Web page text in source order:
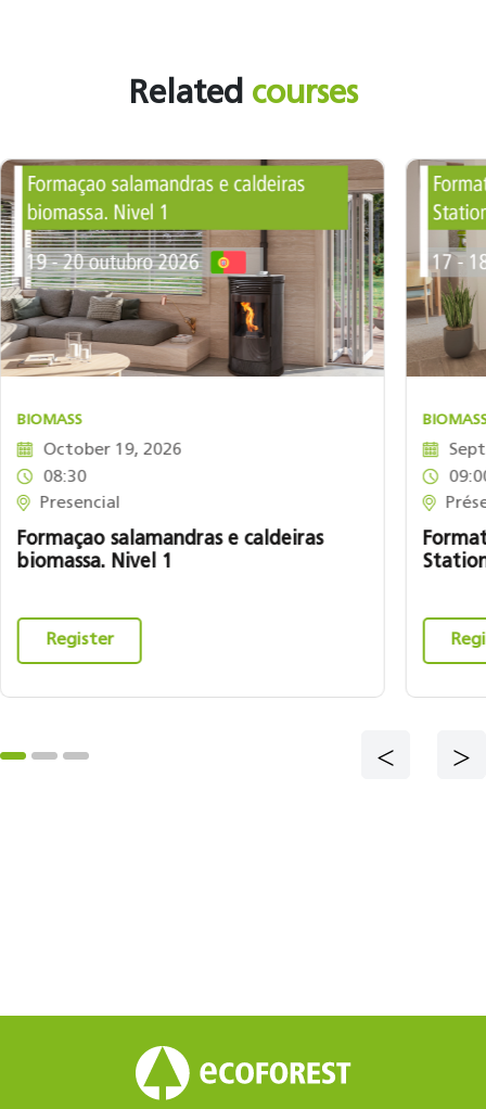
Related courses
BIOMASS
October 19, 2026
08:30
Presencial
Formaçao salamandras e caldeiras
biomassa. Nivel 1
Register
< >